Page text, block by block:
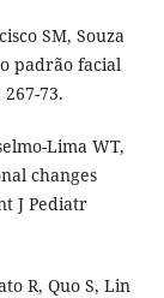
SM, Souza
padrão facial
73.
Lima WT,
changes
J Pediatr
R, Quo S, Lin